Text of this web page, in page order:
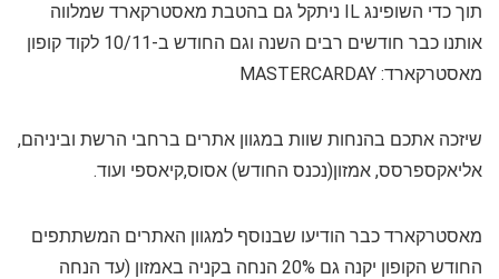
תוך כדי השופינג IL ניתקל גם בהטבת מאסטרקארד שמלווה
אותנו כבר חודשים רבים השנה וגם החודש ב-10/11 לקוד קופון
מאסטרקארד: MASTERCARDAY
שיזכה אתכם בהנחות שוות במגוון אתרים ברחבי הרשת וביניהם,
אליאקספרסס, אמזון(נכנס החודש) אסוס,קיאספי ועוד.
מאסטרקארד כבר הודיעו שבנוסף למגוון האתרים המשתתפים
החודש הקופון יקנה גם 20% הנחה בקניה באמזון (עד הנחה